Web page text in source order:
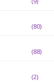
(80)
(88)
(2)